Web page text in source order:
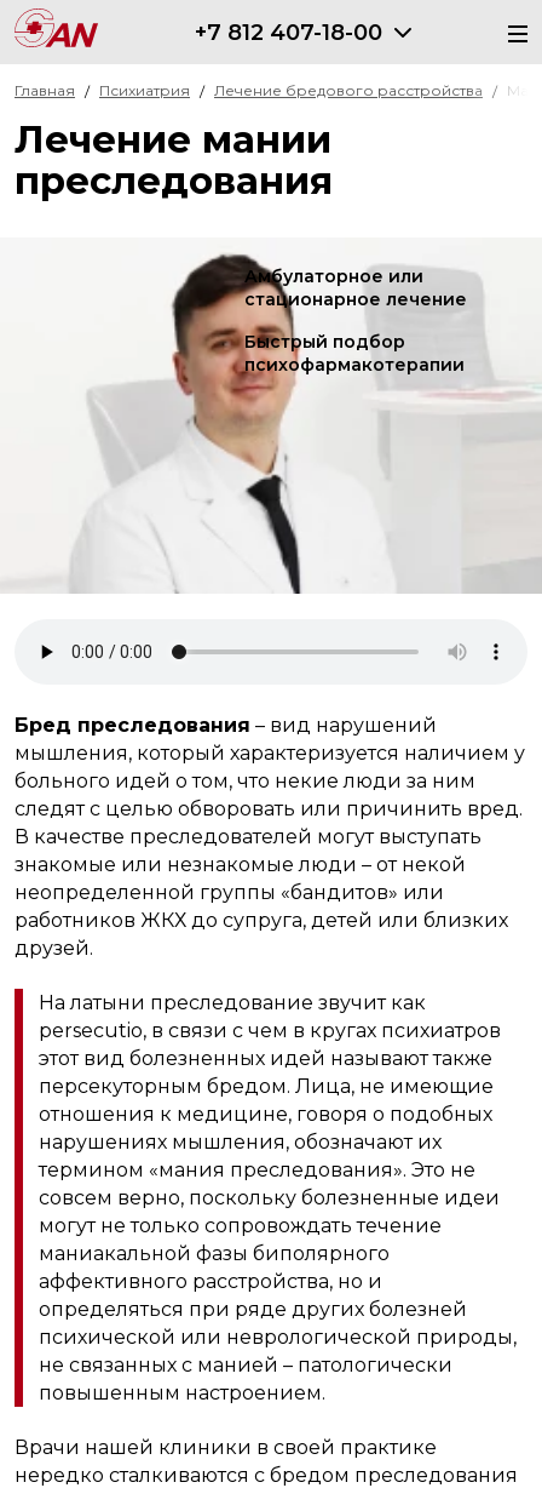
+7 812 407-18-00
Главная Психиатрия Лечение бредового расстройства
Лечение мании
преследования
Амбулаторное или
стационарное лечение
Быстрый подбор
психофармакотерапии
Бред преследования – вид нарушений
мышления, который характеризуется наличием у
больного идей о том, что некие люди за ним
следят с целью обворовать или причинить вред.
В качестве преследователей могут выступать
знакомые или незнакомые люди – от некой
неопределенной группы «бандитов» или
работников ЖКХ до супруга, детей или близких
друзей.
На латыни преследование звучит как
persecutio, в связи с чем в кругах психиатров
этот вид болезненных идей называют также
персекуторным бредом. Лица, не имеющие
отношения к медицине, говоря о подобных
нарушениях мышления, обозначают их
термином «мания преследования». Это не
совсем верно, поскольку болезненные идеи
могут не только сопровождать течение
маниакальной фазы биполярного
аффективного расстройства, но и
определяться при ряде других болезней
психической или неврологической природы,
не связанных с манией – патологически
повышенным настроением.
Врачи нашей клиники в своей практике
нередко сталкиваются с бредом преследования